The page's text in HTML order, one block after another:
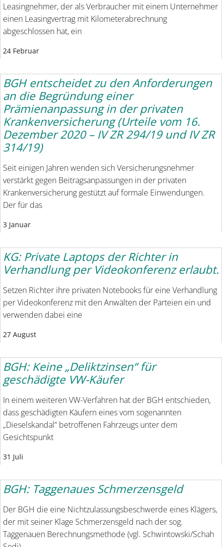
Leasingnehmer, der als Verbraucher mit einem Unternehmer
einen Leasingvertrag mit Kilometerabrechnung
abgeschlossen hat, ein
24 Februar
BGH entscheidet zu den Anforderungen
an die Begründung einer
Prämienanpassung in der privaten
Krankenversicherung (Urteile vom 16.
Dezember 2020 – IV ZR 294/19 und IV ZR
314/19)
Seit einigen Jahren wenden sich Versicherungsnehmer
verstärkt gegen Beitragsanpassungen in der privaten
Krankenversicherung gestützt auf formale Einwendungen.
Der für das
3 Januar
KG: Private Laptops der Richter in
Verhandlung per Videokonferenz erlaubt.
Setzen Richter ihre privaten Notebooks für eine Verhandlung
per Videokonferenz mit den Anwälten der Parteien ein und
verwenden dabei eine
27 August
BGH: Keine „Deliktzinsen“ für
geschädigte VW-Käufer
In einem weiteren VW-Verfahren hat der BGH entschieden,
dass geschädigten Käufern eines vom sogenannten
„Dieselskandal“ betroffenen Fahrzeugs unter dem
Gesichtspunkt
31 Juli
BGH: Taggenaues Schmerzensgeld
Der BGH die eine Nichtzulassungsbeschwerde eines Klägers,
der mit seiner Klage Schmerzensgeld nach der sog.
Taggenauen Berechnungsmethode (vgl. Schwintowski/Schah